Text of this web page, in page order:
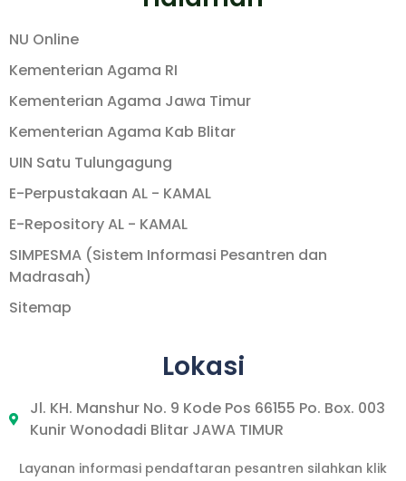
NU Online
Kementerian Agama RI
Kementerian Agama Jawa Timur
Kementerian Agama Kab Blitar
UIN Satu Tulungagung
E-Perpustakaan AL - KAMAL
E-Repository AL - KAMAL
SIMPESMA (Sistem Informasi Pesantren dan
Madrasah)
Sitemap
Lokasi
Jl. KH. Manshur No. 9 Kode Pos 66155 Po. Box. 003
Kunir Wonodadi Blitar JAWA TIMUR
Layanan informasi pendaftaran pesantren silahkan klik